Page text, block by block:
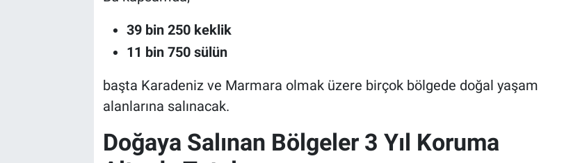
39 bin 250 keklik
11 bin 750 sülün
başta Karadeniz ve Marmara olmak üzere birçok bölgede doğal yaşam
alanlarına salınacak.
Doğaya Salınan Bölgeler 3 Yıl Koruma